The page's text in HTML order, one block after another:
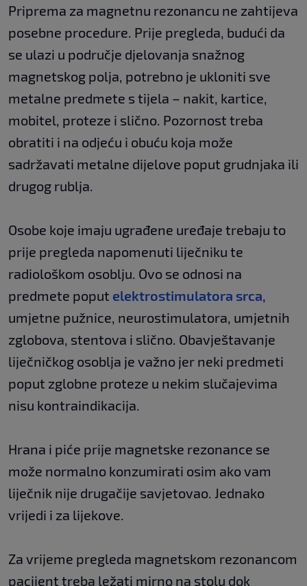
Priprema za magnetnu rezonancu ne zahtijeva
posebne procedure. Prije pregleda, budući da
se ulazi u područje djelovanja snažnog
magnetskog polja, potrebno je ukloniti sve
metalne predmete s tijela – nakit, kartice,
mobitel, proteze i slično. Pozornost treba
obratiti i na odjeću i obuću koja može
sadržavati metalne dijelove poput grudnjaka ili
drugog rublja.
Osobe koje imaju ugrađene uređaje trebaju to
prije pregleda napomenuti liječniku te
radiološkom osoblju. Ovo se odnosi na
predmete poput elektrostimulatora srca,
umjetne pužnice, neurostimulatora, umjetnih
zglobova, stentova i slično. Obavještavanje
liječničkog osoblja je važno jer neki predmeti
poput zglobne proteze u nekim slučajevima
nisu kontraindikacija.
Hrana i piće prije magnetske rezonance se
može normalno konzumirati osim ako vam
liječnik nije drugačije savjetovao. Jednako
vrijedi i za lijekove.
Za vrijeme pregleda magnetskom rezonancom
pacijent treba ležati mirno na stolu dok